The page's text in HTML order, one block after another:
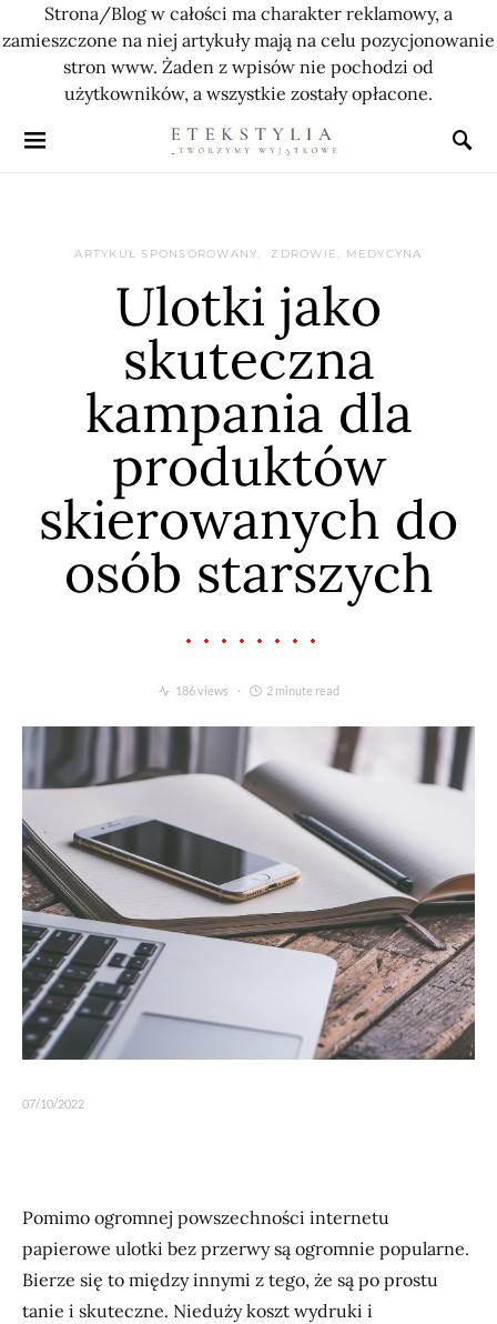
Strona/Blog w całości ma charakter reklamowy, a
zamieszczone na niej artykuły mają na celu pozycjonowanie
stron www. Żaden z wpisów nie pochodzi od
użytkowników, a wszystkie zostały opłacone.
ARTYKUŁ SPONSOROWANY ZDROWIE, MEDYCYNA
Ulotki jako
skuteczna
kampania dla
produktów
skierowanych do
osób starszych
186 views 2 minute read
07/10/2022
Pomimo ogromnej powszechności internetu
papierowe ulotki bez przerwy są ogromnie popularne.
Bierze się to między innymi z tego, że są po prostu
tanie i skuteczne. Nieduży koszt wydruki i